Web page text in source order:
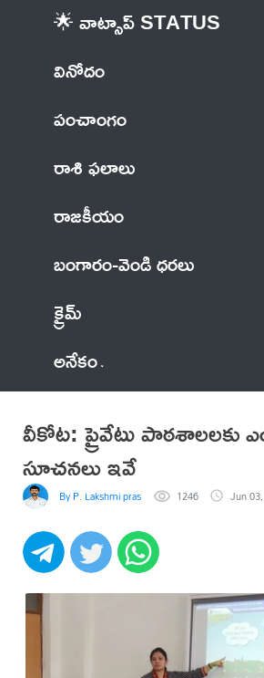
🌟 వాట్సాప్ STATUS
వినోదం
పంచాంగం
రాశి ఫలాలు
రాజకీయం
బంగారం-వెండి ధరలు
క్రైమ్
అనేకం
వీకోట: ప్రైవేటు పాఠశాలలకు
సూచనలు ఇవే
By P. Lakshmi prasad 1246 Jun